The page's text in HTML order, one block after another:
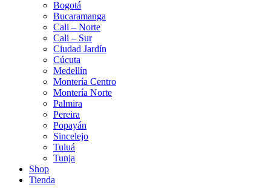
Bogotá
Bucaramanga
Cali – Norte
Cali – Sur
Ciudad Jardín
Cúcuta
Medellín
Montería Centro
Montería Norte
Palmira
Pereira
Popayán
Sincelejo
Tuluá
Tunja
Shop
Tienda